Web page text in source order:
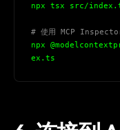
npx tsx src/
# 使用 MCP Inspector
npx
ex.ts
The weekly
Curated MCP